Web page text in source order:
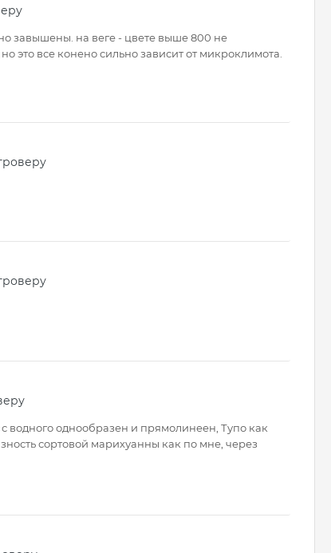
завышены. на веге - цвете выше 800 не
все конено сильно зависит от микроклимота.
водного однообразен и прямолинеен, Тупо как
сортовой марихуанны как по мне, через